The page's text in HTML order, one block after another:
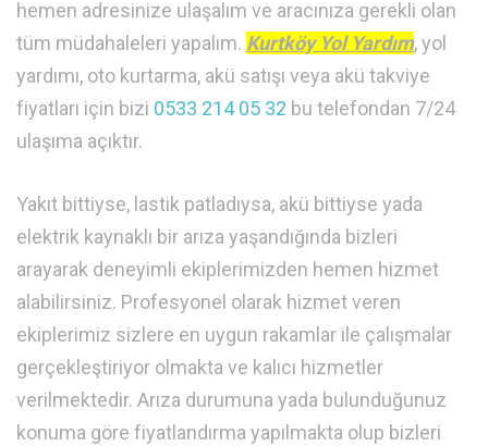
hemen adresinize ulaşalım ve aracınıza gerekli olan
tüm müdahaleleri yapalım. Kurtköy Yol Yardım, yol
yardımı, oto kurtarma, akü satışı veya akü takviye
fiyatları için bizi 0533 214 05 32 bu telefondan 7/24
ulaşıma açıktır.
Yakıt bittiyse, lastik patladıysa, akü bittiyse yada
elektrik kaynaklı bir arıza yaşandığında bizleri
arayarak deneyimli ekiplerimizden hemen hizmet
alabilirsiniz. Profesyonel olarak hizmet veren
ekiplerimiz sizlere en uygun rakamlar ile çalışmalar
gerçekleştiriyor olmakta ve kalıcı hizmetler
verilmektedir. Arıza durumuna yada bulunduğunuz
konuma göre fiyatlandırma yapılmakta olup bizleri